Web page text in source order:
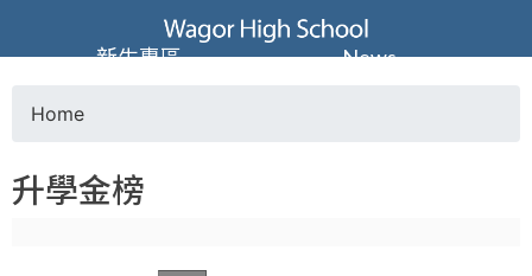
Jump to navigation
葳
格
高
o
Home
升學金榜
新生專區 News